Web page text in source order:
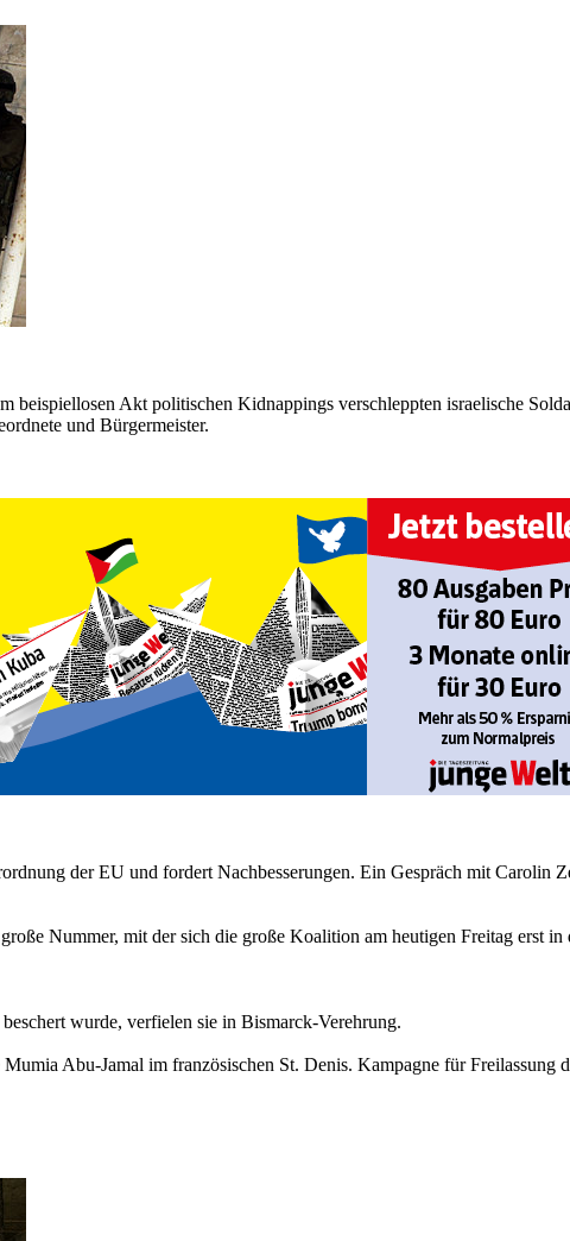
beispiellosen Akt politischen Kidnappings verschleppten israelische
und Bürgermeister.
der EU und fordert Nachbesserungen. Ein Gespräch mit Carolin
Nummer, mit der sich die große Koalition am heutigen Freitag erst
wurde, verfielen sie in Bismarck-Verehrung.
Abu-Jamal im französischen St. Denis. Kampagne für Freilassung